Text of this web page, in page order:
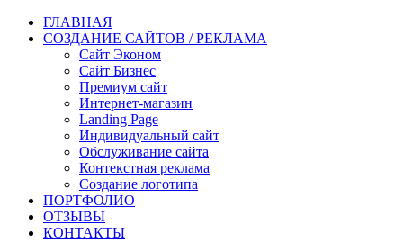
ГЛАВНАЯ
СОЗДАНИЕ САЙТОВ / РЕКЛАМА
Сайт Эконом
Сайт Бизнес
Премиум сайт
Интернет-магазин
Landing Page
Индивидуальный сайт
Обслуживание сайта
Контекстная реклама
Создание логотипа
ПОРТФОЛИО
ОТЗЫВЫ
КОНТАКТЫ